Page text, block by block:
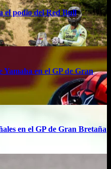
el podio del Red Bull
en el GP de Gran
en el GP de Gran Bretaña